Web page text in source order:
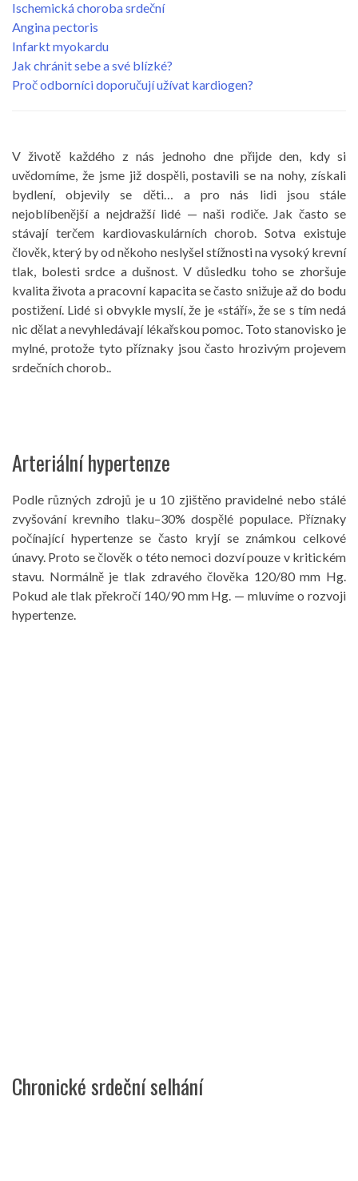
Ischemická choroba srdeční
Angina pectoris
Infarkt myokardu
Jak chránit sebe a své blízké?
Proč odborníci doporučují užívat kardiogen?
V životě každého z nás jednoho dne přijde den, kdy si
uvědomíme, že jsme již dospěli, postavili se na nohy, získali
bydlení, objevily se děti… a pro nás lidi jsou stále
nejoblíbenější a nejdražší lidé — naši rodiče. Jak často se
stávají terčem kardiovaskulárních chorob. Sotva existuje
člověk, který by od někoho neslyšel stížnosti na vysoký krevní
tlak, bolesti srdce a dušnost. V důsledku toho se zhoršuje
kvalita života a pracovní kapacita se často snižuje až do bodu
postižení. Lidé si obvykle myslí, že je «stáří», že se s tím nedá
nic dělat a nevyhledávají lékařskou pomoc. Toto stanovisko je
mylné, protože tyto příznaky jsou často hrozivým projevem
srdečních chorob..
Arteriální hypertenze
Podle různých zdrojů je u 10 zjištěno pravidelné nebo stálé
zvyšování krevního tlaku–30% dospělé populace. Příznaky
počínající hypertenze se často kryjí se známkou celkové
únavy. Proto se člověk o této nemoci dozví pouze v kritickém
stavu. Normálně je tlak zdravého člověka 120/80 mm Hg.
Pokud ale tlak překročí 140/90 mm Hg. — mluvíme o rozvoji
hypertenze.
Chronické srdeční selhání